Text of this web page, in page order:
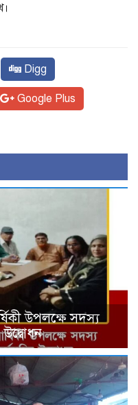
Digg
Google Plus
উপলক্ষে সদস্য
উদ্বোধন